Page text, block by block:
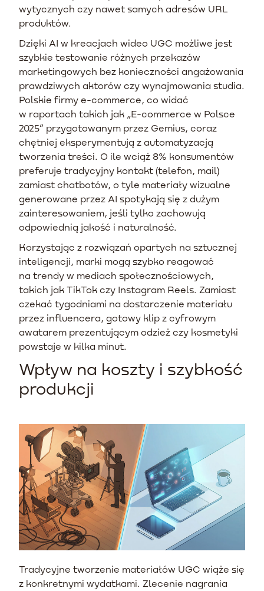
wytycznych czy nawet samych adresów URL
produktów.
Dzięki AI w kreacjach wideo UGC możliwe jest
szybkie testowanie różnych przekazów
marketingowych bez konieczności angażowania
prawdziwych aktorów czy wynajmowania studia.
Polskie firmy e-commerce, co widać
w raportach takich jak „E-commerce w Polsce
2025” przygotowanym przez Gemius, coraz
chętniej eksperymentują z automatyzacją
tworzenia treści. O ile wciąż 8% konsumentów
preferuje tradycyjny kontakt (telefon, mail)
zamiast chatbotów, o tyle materiały wizualne
generowane przez AI spotykają się z dużym
zainteresowaniem, jeśli tylko zachowują
odpowiednią jakość i naturalność.
Korzystając z rozwiązań opartych na sztucznej
inteligencji, marki mogą szybko reagować
na trendy w mediach społecznościowych,
takich jak TikTok czy Instagram Reels. Zamiast
czekać tygodniami na dostarczenie materiału
przez influencera, gotowy klip z cyfrowym
awatarem prezentującym odzież czy kosmetyki
powstaje w kilka minut.
Wpływ na koszty i szybkość
produkcji
Tradycyjne tworzenie materiałów UGC wiąże się
z konkretnymi wydatkami. Zlecenie nagrania